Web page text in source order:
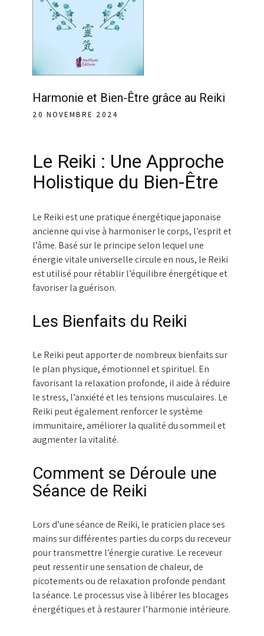
Harmonie et Bien-Être grâce au Reiki
20 NOVEMBRE 2024
Le Reiki : Une Approche
Holistique du Bien-Être
Le Reiki est une pratique énergétique japonaise
ancienne qui vise à harmoniser le corps, l’esprit et
l’âme. Basé sur le principe selon lequel une
énergie vitale universelle circule en nous, le Reiki
est utilisé pour rétablir l’équilibre énergétique et
favoriser la guérison.
Les Bienfaits du Reiki
Le Reiki peut apporter de nombreux bienfaits sur
le plan physique, émotionnel et spirituel. En
favorisant la relaxation profonde, il aide à réduire
le stress, l’anxiété et les tensions musculaires. Le
Reiki peut également renforcer le système
immunitaire, améliorer la qualité du sommeil et
augmenter la vitalité.
Comment se Déroule une
Séance de Reiki
Lors d’une séance de Reiki, le praticien place ses
mains sur différentes parties du corps du receveur
pour transmettre l’énergie curative. Le receveur
peut ressentir une sensation de chaleur, de
picotements ou de relaxation profonde pendant
la séance. Le processus vise à libérer les blocages
énergétiques et à restaurer l’harmonie intérieure.